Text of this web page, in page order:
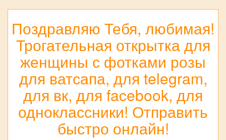
Поздравляю Тебя, любимая!
Трогательная открытка для
женщины с фотками розы
для ватсапа, для telegram,
для вк, для facebook, для
одноклассники! Отправить
быстро онлайн!